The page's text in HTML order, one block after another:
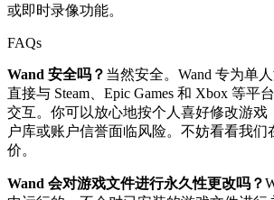
或即时录像功能。
FAQs
Wand 安全吗？ 当然安全。Wand 专为单
直接与 Steam、Epic Games 和 Xbox 等平
交互。你可以放心地按个人喜好修改游戏
户库或账户信誉面临风险。不妨看看我们
价。
Wand 会对游戏文件进行永久性更改吗？